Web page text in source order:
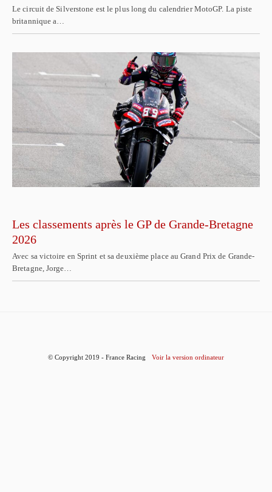
Le circuit de Silverstone est le plus long du calendrier MotoGP. La piste
britannique a…
Les classements après le GP de Grande-Bretagne
2026
Avec sa victoire en Sprint et sa deuxième place au Grand Prix de Grande-
Bretagne, Jorge…
© Copyright 2019 - France Racing Voir la version ordinateur